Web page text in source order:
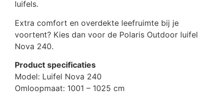
luifels.
Extra comfort en overdekte leefruimte bij je
voortent? Kies dan voor de Polaris Outdoor luifel
Nova 240.
Product specificaties
Model: Luifel Nova 240
Omloopmaat: 1001 – 1025 cm